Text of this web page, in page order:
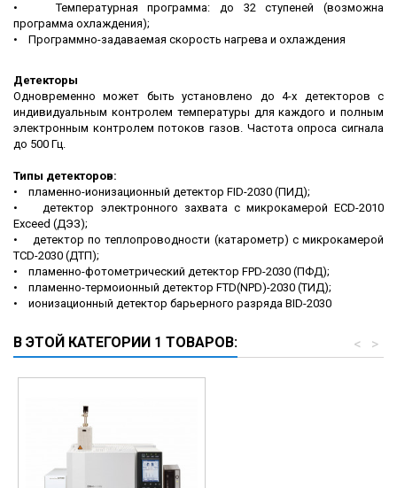
• Температурная программа: до 32 ступеней (возможна
программа охлаждения);
• Программно-задаваемая скорость нагрева и охлаждения
Детекторы
Одновременно может быть установлено до 4-х детекторов с
индивидуальным контролем температуры для каждого и полным
электронным контролем потоков газов. Частота опроса сигнала
до 500 Гц.
Типы детекторов:
• пламенно-ионизационный детектор FID-2030 (ПИД);
• детектор электронного захвата с микрокамерой ECD-2010
Exceed (ДЭЗ);
• детектор по теплопроводности (катарометр) с микрокамерой
TCD-2030 (ДТП);
• пламенно-фотометрический детектор FPD-2030 (ПФД);
• пламенно-термоионный детектор FTD(NPD)-2030 (ТИД);
• ионизационный детектор барьерного разряда BID-2030
В ЭТОЙ КАТЕГОРИИ 1 ТОВАРОВ: >
<